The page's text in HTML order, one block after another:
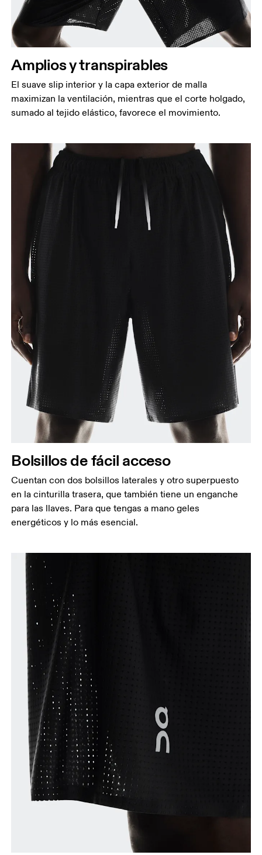
Cadera
Muslo
Con los pies separados a la anchura de los
hombros, mide el contorno de la parte más
voluminosa del muslo.
Con los pies ligeramente separados y las piernas
estiradas, mide la distancia entre la ingle y el tobillo
Amplios y transpirables
El suave slip interior y la capa exterior de malla
maximizan la ventilación, mientras que el corte holgado,
sumado al tejido elástico, favorece el movimiento.
Bolsillos de fácil acceso
Cuentan con dos bolsillos laterales y otro superpuesto
en la cinturilla trasera, que también tiene un enganche
para las llaves. Para que tengas a mano geles
energéticos y lo más esencial.